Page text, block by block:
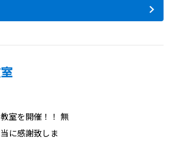
室を開催！！ 無
に感謝致しま